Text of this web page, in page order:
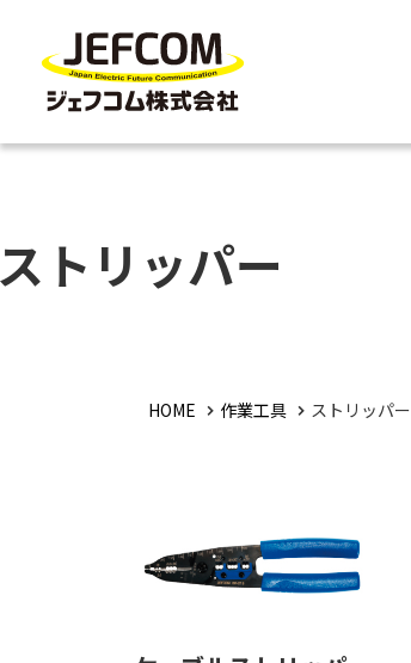
トリッパー
HOME 作業工具 ストリッパー